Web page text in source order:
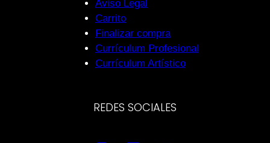
Aviso Legal
Carrito
Finalizar compra
Currículum Profesional
Currículum Artístico
REDES SOCIALES